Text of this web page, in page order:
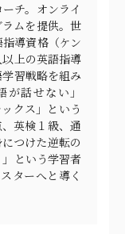
チ。オンライ
ムを提供。世
導資格（ケン
上の英語指導
習戦略を組み
話せない」
クス」という
英検１級、通
つけた逆転の
という学習者
ターへと導く